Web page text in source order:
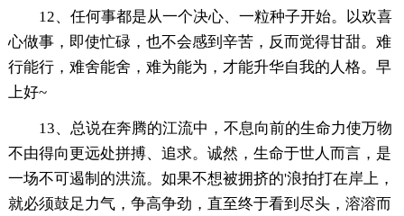
12、任何事都是从一个决心、一粒种子开始。以欢喜
心做事，即使忙碌，也不会感到辛苦，反而觉得甘甜。难
行能行，难舍能舍，难为能为，才能升华自我的人格。早
上好~
13、总说在奔腾的江流中，不息向前的生命力使万物
不由得向更远处拼搏、追求。诚然，生命于世人而言，是
一场不可遏制的洪流。如果不想被拥挤的'浪拍打在岸上，
就必须鼓足力气，争高争劲，直至终于看到尽头，溶溶而